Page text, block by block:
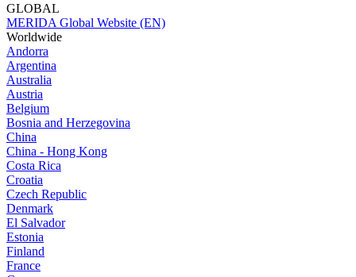
GLOBAL
MERIDA Global Website (EN)
Worldwide
Andorra
Argentina
Australia
Austria
Belgium
Bosnia and Herzegovina
China
China - Hong Kong
Costa Rica
Croatia
Czech Republic
Denmark
El Salvador
Estonia
Finland
France